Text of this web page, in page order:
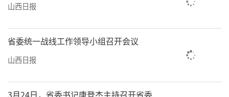
山西日报
省委统一战线工作领导小组召开会议
山西日报
3月24日，省委书记唐登杰主持召开省委